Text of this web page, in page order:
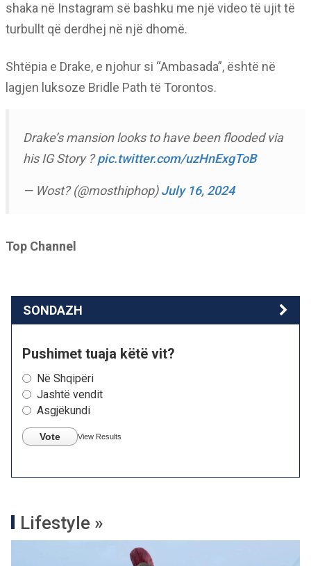
shaka në Instagram së bashku me një video të ujit të
turbullt që derdhej në një dhomë.
Shtëpia e Drake, e njohur si “Ambasada”, është në
lagjen luksoze Bridle Path të Torontos.
Drake’s mansion looks to have been flooded via
his IG Story ?pic.twitter.com/uzHnExgToB
— Wost? (@mosthiphop)July 16, 2024
Top Channel
SONDAZH
Pushimet tuaja këtë vit?
Në Shqipëri
Jashtë vendit
Asgjëkundi
Vote View Results
Lifestyle »